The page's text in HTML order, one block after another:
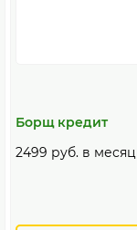
Борщ кредит
2499 руб. в месяц